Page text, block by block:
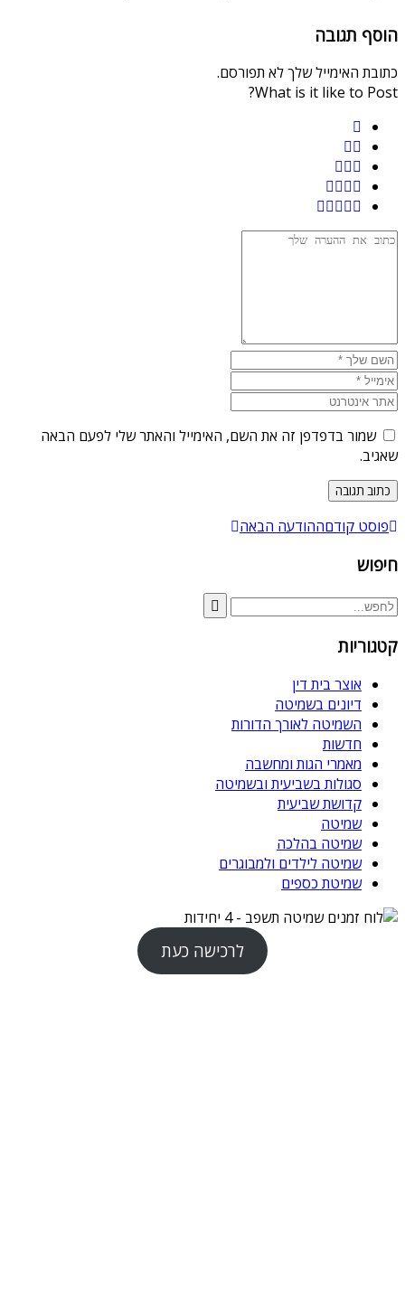
הוסף תגובה
כתובת האימייל שלך לא תפורסם.
What is it like to Post?
שמור בדפדפן זה את השם, האימייל והאתר שלי לפעם הבאה
שאגיב.
פוסט קודםההודעה הבאה
חיפוש
קטגוריות
אוצר בית דין
דיונים בשמיטה
השמיטה לאורך הדורות
חדשות
מאמרי הגות ומחשבה
סגולות בשביעית ובשמיטה
קדושת שביעית
שמיטה
שמיטה בהלכה
שמיטה לילדים ולמבוגרים
שמיטת כספים
לרכישה כעת